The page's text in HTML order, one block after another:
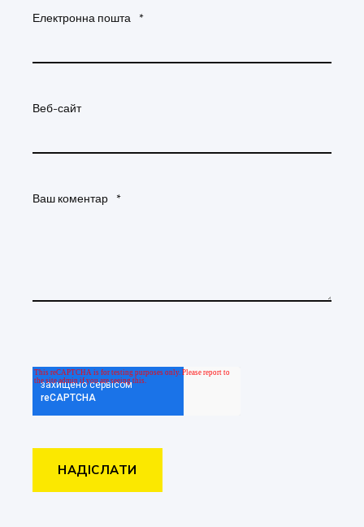
Електронна пошта *
Веб-сайт
Ваш коментар *